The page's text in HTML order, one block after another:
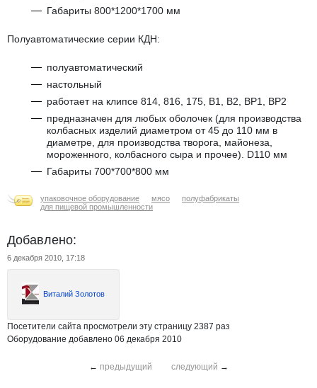
Габариты 800*1200*1700 мм
Полуавтоматические серии КДН:
полуавтоматический
настольный
работает на клипсе 814, 816, 175, В1, В2, ВР1, ВР2
предназначен для любых оболочек (для производства
колбасных изделий диаметром от 45 до 110 мм в
диаметре, для производства творога, майонеза,
мороженного, колбасного сыра и прочее). D110 мм
Габариты 700*700*800 мм
упаковочное оборудование мясо
полуфабрикаты
для пищевой промышленности
Добавлено:
6 декабря 2010, 17:18
Виталий Золотов
Посетители сайта просмотрели эту страницу 2387 раз
Оборудование добавлено 06 декабря 2010
← предыдущий следующий →